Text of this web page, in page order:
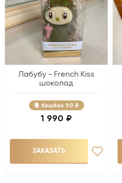
Лабубу - French Kiss
шоколад
Кэшбэк 90 ₽
1 990 ₽
ЗАКАЗАТЬ